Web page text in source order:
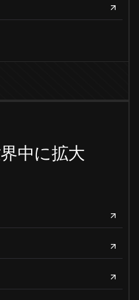
中に拡大